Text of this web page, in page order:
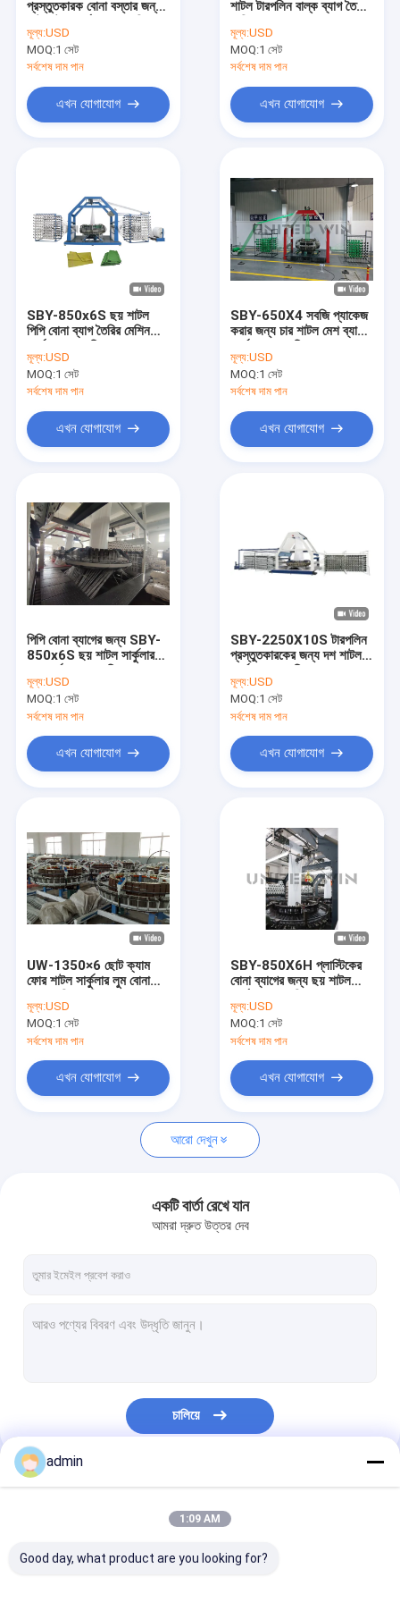
এক্সট্রুশন লেপ লেমিনেশন লাইন
বৃত্তাকার তাঁত মেশিন
FIBC ব্যাগ তৈরির মেশিন
তর্পণ তৈরির মেশিন
স্বয়ংক্রিয় কাটিং এবং সেলাই মেশিন
বোনা বস্তা ফ্লেক্সো প্রিন্টিং মেশিন
জলবাহী বিলিং প্রেস মেশিন
আঠালো টেপ মেকিং মেশিন
সুতা মোচড়ানোর মেশিন
প্লাস্টিক নেট এক্সট্রুশন লাইন
ভ্যাকুয়াম ফ্রিজ ড্রায়ার
প্যাকেজিং যন্ত্রপাতি সরঞ্জাম
প্রস্তুতকারক বোনা বস্তার জন্য
মূল্য:USD
MOQ:1 সেট
সর্বশেষ দাম পান
এখন যোগাযোগ
শাটল টারপলিন বাল্ক ব্যাগ তৈরির
মূল্য:USD
MOQ:1 সেট
সর্বশেষ দাম পান
এখন যোগাযোগ
SBY-850x6S ছয় শাটল
পিপি বোনা ব্যাগ তৈরির মেশিন
মূল্য:USD
MOQ:1 সেট
সর্বশেষ দাম পান
এখন যোগাযোগ
SBY-650X4 সবজি প্যাকেজ
করার জন্য চার শাটল মেশ ব্যাগ
মূল্য:USD
MOQ:1 সেট
সর্বশেষ দাম পান
এখন যোগাযোগ
পিপি বোনা ব্যাগের জন্য SBY-
850x6S ছয় শাটল সার্কুলার
মূল্য:USD
MOQ:1 সেট
সর্বশেষ দাম পান
এখন যোগাযোগ
SBY-2250X10S টারপলিন
প্রস্তুতকারকের জন্য দশ শাটল
মূল্য:USD
MOQ:1 সেট
সর্বশেষ দাম পান
এখন যোগাযোগ
UW-1350×6 ছোট ক্যাম
ফোর শাটল সার্কুলার লুম বোনা
মূল্য:USD
MOQ:1 সেট
সর্বশেষ দাম পান
এখন যোগাযোগ
SBY-850X6H প্লাস্টিকের
বোনা ব্যাগের জন্য ছয় শাটল
মূল্য:USD
MOQ:1 সেট
সর্বশেষ দাম পান
এখন যোগাযোগ
আরো দেখুন
একটি বার্তা রেখে যান
আমরা দ্রুত উত্তর দেব
চালিয়ে
আমাদের বিভাগসমূহ
admin
1:09 AM
Good day, what product are you looking for?